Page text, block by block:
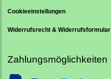
Cookieeinstellungen
Widerrufsrecht & Widerrufsformular
Zahlungsmöglichkeiten